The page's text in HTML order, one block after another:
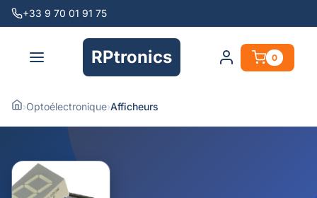
+33 9 70 01 91 75
RPtronics 0
›Optoélectronique›Afficheurs